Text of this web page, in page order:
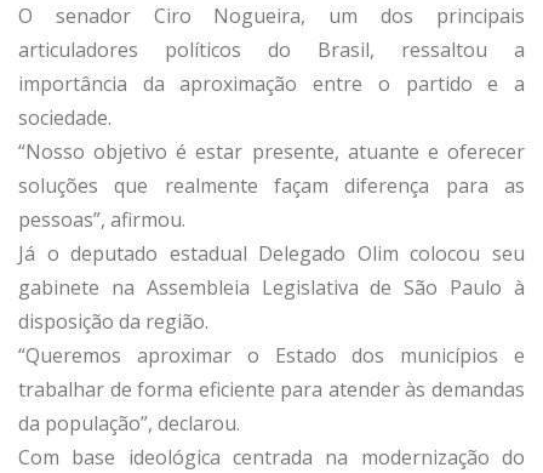
O senador Ciro Nogueira, um dos principais
articuladores políticos do Brasil, ressaltou a
importância da aproximação entre o partido e a
sociedade.
“Nosso objetivo é estar presente, atuante e oferecer
soluções que realmente façam diferença para as
pessoas”, afirmou.
Já o deputado estadual Delegado Olim colocou seu
gabinete na Assembleia Legislativa de São Paulo à
disposição da região.
“Queremos aproximar o Estado dos municípios e
trabalhar de forma eficiente para atender às demandas
da população”, declarou.
Com base ideológica centrada na modernização do